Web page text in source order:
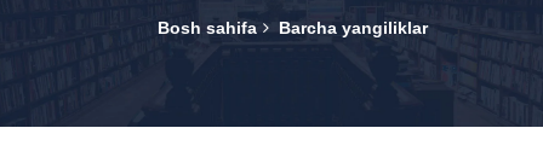
Bosh sahifa Barcha yangiliklar